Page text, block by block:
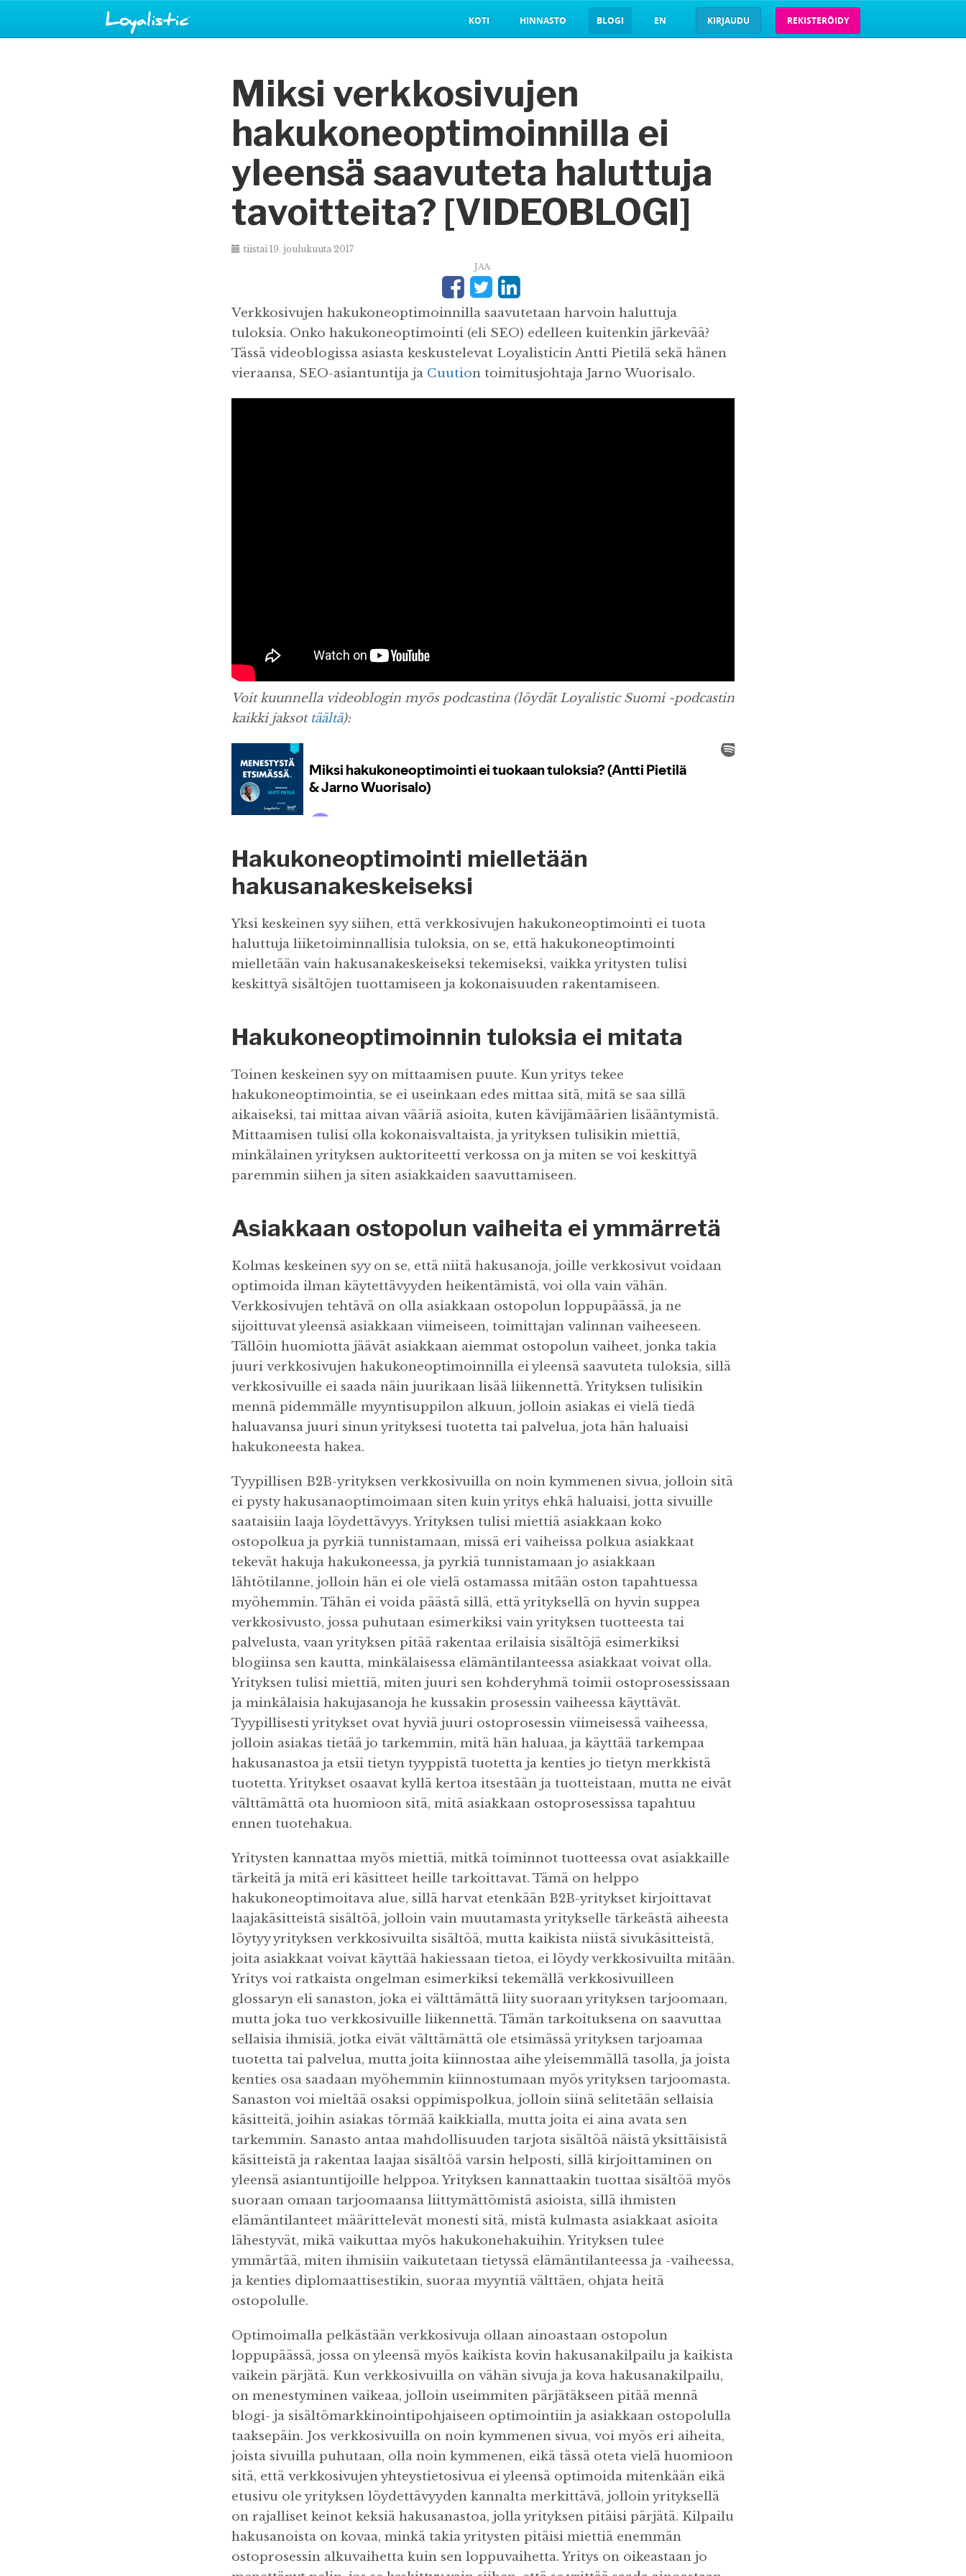
KOTI HINNASTO BLOGI EN KIRJAUDU REKISTERÖIDY
Miksi verkkosivujen
hakukoneoptimoinnilla ei
yleensä saavuteta haluttuja
tavoitteita? [VIDEOBLOGI]
tiistai 19. joulukuuta 2017
JAA:
Verkkosivujen hakukoneoptimoinnilla saavutetaan harvoin haluttuja
tuloksia. Onko hakukoneoptimointi (eli SEO) edelleen kuitenkin järkevää?
Tässä videoblogissa asiasta keskustelevat Loyalisticin Antti Pietilä sekä hänen
vieraansa, SEO-asiantuntija ja Cuution toimitusjohtaja Jarno Wuorisalo.
Voit kuunnella videoblogin myös podcastina (löydät Loyalistic Suomi -podcastin
kaikki jaksot täältä):
Hakukoneoptimointi mielletään
hakusanakeskeiseksi
Yksi keskeinen syy siihen, että verkkosivujen hakukoneoptimointi ei tuota
haluttuja liiketoiminnallisia tuloksia, on se, että hakukoneoptimointi
mielletään vain hakusanakeskeiseksi tekemiseksi, vaikka yritysten tulisi
keskittyä sisältöjen tuottamiseen ja kokonaisuuden rakentamiseen.
Hakukoneoptimoinnin tuloksia ei mitata
Toinen keskeinen syy on mittaamisen puute. Kun yritys tekee
hakukoneoptimointia, se ei useinkaan edes mittaa sitä, mitä se saa sillä
aikaiseksi, tai mittaa aivan vääriä asioita, kuten kävijämäärien lisääntymistä.
Mittaamisen tulisi olla kokonaisvaltaista, ja yrityksen tulisikin miettiä,
minkälainen yrityksen auktoriteetti verkossa on ja miten se voi keskittyä
paremmin siihen ja siten asiakkaiden saavuttamiseen.
Asiakkaan ostopolun vaiheita ei ymmärretä
Kolmas keskeinen syy on se, että niitä hakusanoja, joille verkkosivut voidaan
optimoida ilman käytettävyyden heikentämistä, voi olla vain vähän.
Verkkosivujen tehtävä on olla asiakkaan ostopolun loppupäässä, ja ne
sijoittuvat yleensä asiakkaan viimeiseen, toimittajan valinnan vaiheeseen.
Tällöin huomiotta jäävät asiakkaan aiemmat ostopolun vaiheet, jonka takia
juuri verkkosivujen hakukoneoptimoinnilla ei yleensä saavuteta tuloksia, sillä
verkkosivuille ei saada näin juurikaan lisää liikennettä. Yrityksen tulisikin
mennä pidemmälle myyntisuppilon alkuun, jolloin asiakas ei vielä tiedä
haluavansa juuri sinun yrityksesi tuotetta tai palvelua, jota hän haluaisi
hakukoneesta hakea.
Tyypillisen B2B-yrityksen verkkosivuilla on noin kymmenen sivua, jolloin sitä
ei pysty hakusanaoptimoimaan siten kuin yritys ehkä haluaisi, jotta sivuille
saataisiin laaja löydettävyys. Yrityksen tulisi miettiä asiakkaan koko
ostopolkua ja pyrkiä tunnistamaan, missä eri vaiheissa polkua asiakkaat
tekevät hakuja hakukoneessa, ja pyrkiä tunnistamaan jo asiakkaan
lähtötilanne, jolloin hän ei ole vielä ostamassa mitään oston tapahtuessa
myöhemmin. Tähän ei voida päästä sillä, että yrityksellä on hyvin suppea
verkkosivusto, jossa puhutaan esimerkiksi vain yrityksen tuotteesta tai
palvelusta, vaan yrityksen pitää rakentaa erilaisia sisältöjä esimerkiksi
blogiinsa sen kautta, minkälaisessa elämäntilanteessa asiakkaat voivat olla.
Yrityksen tulisi miettiä, miten juuri sen kohderyhmä toimii ostoprosessissaan
ja minkälaisia hakujasanoja he kussakin prosessin vaiheessa käyttävät.
Tyypillisesti yritykset ovat hyviä juuri ostoprosessin viimeisessä vaiheessa,
jolloin asiakas tietää jo tarkemmin, mitä hän haluaa, ja käyttää tarkempaa
hakusanastoa ja etsii tietyn tyyppistä tuotetta ja kenties jo tietyn merkkistä
tuotetta. Yritykset osaavat kyllä kertoa itsestään ja tuotteistaan, mutta ne eivät
välttämättä ota huomioon sitä, mitä asiakkaan ostoprosessissa tapahtuu
ennen tuotehakua.
Yritysten kannattaa myös miettiä, mitkä toiminnot tuotteessa ovat asiakkaille
tärkeitä ja mitä eri käsitteet heille tarkoittavat. Tämä on helppo
hakukoneoptimoitava alue, sillä harvat etenkään B2B-yritykset kirjoittavat
laajakäsitteistä sisältöä, jolloin vain muutamasta yritykselle tärkeästä aiheesta
löytyy yrityksen verkkosivuilta sisältöä, mutta kaikista niistä sivukäsitteistä,
joita asiakkaat voivat käyttää hakiessaan tietoa, ei löydy verkkosivuilta mitään.
Yritys voi ratkaista ongelman esimerkiksi tekemällä verkkosivuilleen
glossaryn eli sanaston, joka ei välttämättä liity suoraan yrityksen tarjoomaan,
mutta joka tuo verkkosivuille liikennettä. Tämän tarkoituksena on saavuttaa
sellaisia ihmisiä, jotka eivät välttämättä ole etsimässä yrityksen tarjoamaa
tuotetta tai palvelua, mutta joita kiinnostaa aihe yleisemmällä tasolla, ja joista
kenties osa saadaan myöhemmin kiinnostumaan myös yrityksen tarjoomasta.
Sanaston voi mieltää osaksi oppimispolkua, jolloin siinä selitetään sellaisia
käsitteitä, joihin asiakas törmää kaikkialla, mutta joita ei aina avata sen
tarkemmin. Sanasto antaa mahdollisuuden tarjota sisältöä näistä yksittäisistä
käsitteistä ja rakentaa laajaa sisältöä varsin helposti, sillä kirjoittaminen on
yleensä asiantuntijoille helppoa. Yrityksen kannattaakin tuottaa sisältöä myös
suoraan omaan tarjoomaansa liittymättömistä asioista, sillä ihmisten
elämäntilanteet määrittelevät monesti sitä, mistä kulmasta asiakkaat asioita
lähestyvät, mikä vaikuttaa myös hakukonehakuihin. Yrityksen tulee
ymmärtää, miten ihmisiin vaikutetaan tietyssä elämäntilanteessa ja -vaiheessa,
ja kenties diplomaattisestikin, suoraa myyntiä välttäen, ohjata heitä
ostopolulle.
Optimoimalla pelkästään verkkosivuja ollaan ainoastaan ostopolun
loppupäässä, jossa on yleensä myös kaikista kovin hakusanakilpailu ja kaikista
vaikein pärjätä. Kun verkkosivuilla on vähän sivuja ja kova hakusanakilpailu,
on menestyminen vaikeaa, jolloin useimmiten pärjätäkseen pitää mennä
blogi- ja sisältömarkkinointipohjaiseen optimointiin ja asiakkaan ostopolulla
taaksepäin. Jos verkkosivuilla on noin kymmenen sivua, voi myös eri aiheita,
joista sivuilla puhutaan, olla noin kymmenen, eikä tässä oteta vielä huomioon
sitä, että verkkosivujen yhteystietosivua ei yleensä optimoida mitenkään eikä
etusivu ole yrityksen löydettävyyden kannalta merkittävä, jolloin yrityksellä
on rajalliset keinot keksiä hakusanastoa, jolla yrityksen pitäisi pärjätä. Kilpailu
hakusanoista on kovaa, minkä takia yritysten pitäisi miettiä enemmän
ostoprosessin alkuvaihetta kuin sen loppuvaihetta. Yritys on oikeastaan jo